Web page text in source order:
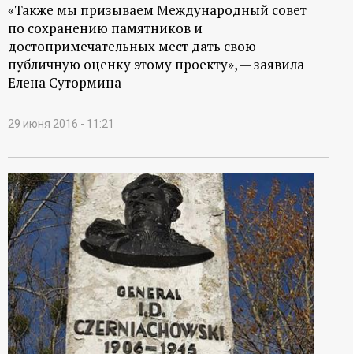
«Также мы призываем Международный совет
по сохранению памятников и
достопримечательных мест дать свою
публичную оценку этому проекту», — заявила
Елена Сутормина
29 июня 2016 - 11:21